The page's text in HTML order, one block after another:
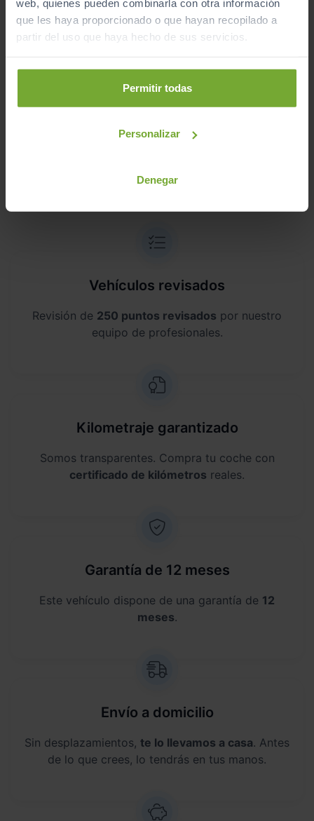
web, quienes pueden combinarla con otra información
que les haya proporcionado o que hayan recopilado a
partir del uso que haya hecho de sus servicios.
Permitir todas
Personalizar
Denegar
Pruébalo en cualquiera de nuestras
instalaciones (Ver instalaciones)
punto de la península. Consulta a nuestros
Vehículos revisados
Revisión de 250 puntos revisados por nuestro
equipo de profesionales.
Kilometraje garantizado
Somos transparentes. Compra tu coche con
certificado de kilómetros reales.
Garantía de 12 meses
Este vehículo dispone de una garantía de 12
meses.
Envío a domicilio
Sin desplazamientos, te lo llevamos a casa. Antes
de lo que crees, lo tendrás en tus manos.